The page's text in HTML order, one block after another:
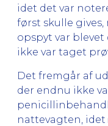
idet det var
først skulle gives,
opspyt var
ikke var taget
Det fremgår af
der endnu ikke
nattevagten, idet